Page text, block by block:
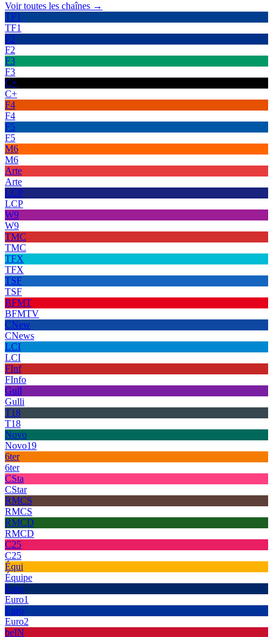
Voir toutes les chaînes →
TF1
TF1
F2
F2
F3
F3
C+
C+
F4
F4
F5
F5
M6
M6
Arte
Arte
LCP
LCP
W9
W9
TMC
TMC
TFX
TFX
TSF
TSF
BFMT
BFMTV
CNew
CNews
LCI
LCI
FInf
FInfo
Gull
Gulli
T18
T18
Novo
Novo19
6ter
6ter
CSta
CStar
RMCS
RMCS
RMCD
RMCD
C25
C25
Équi
Équipe
Euro
Euro1
Euro
Euro2
beIN